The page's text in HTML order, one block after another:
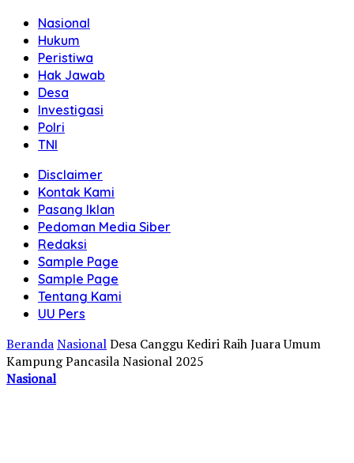
Nasional
Hukum
Peristiwa
Hak Jawab
Desa
Investigasi
Polri
TNI
Disclaimer
Kontak Kami
Pasang Iklan
Pedoman Media Siber
Redaksi
Sample Page
Sample Page
Tentang Kami
UU Pers
BerandaNasionalDesa Canggu Kediri Raih Juara Umum
Kampung Pancasila Nasional 2025
Nasional